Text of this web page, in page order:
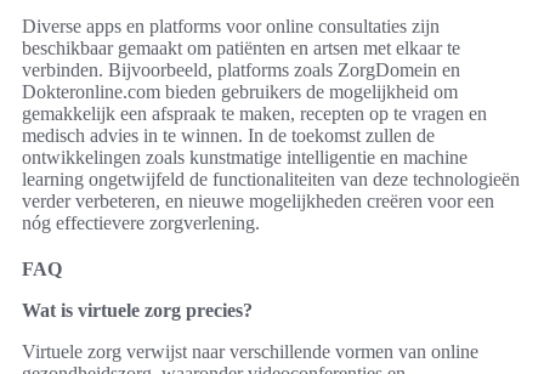
Diverse apps en platforms voor online consultaties zijn
beschikbaar gemaakt om patiënten en artsen met elkaar te
verbinden. Bijvoorbeeld, platforms zoals ZorgDomein en
Dokteronline.com bieden gebruikers de mogelijkheid om
gemakkelijk een afspraak te maken, recepten op te vragen en
medisch advies in te winnen. In de toekomst zullen de
ontwikkelingen zoals kunstmatige intelligentie en machine
learning ongetwijfeld de functionaliteiten van deze technologieën
verder verbeteren, en nieuwe mogelijkheden creëren voor een
nóg effectievere zorgverlening.
FAQ
Wat is virtuele zorg precies?
Virtuele zorg verwijst naar verschillende vormen van online